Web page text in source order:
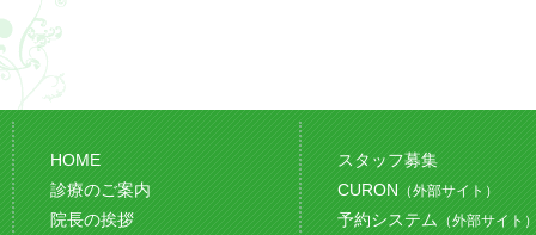
HOME
診療のご案内
院長の挨拶
スタッフ募集
CURON （外部サイト）
予約システム （外部サイト